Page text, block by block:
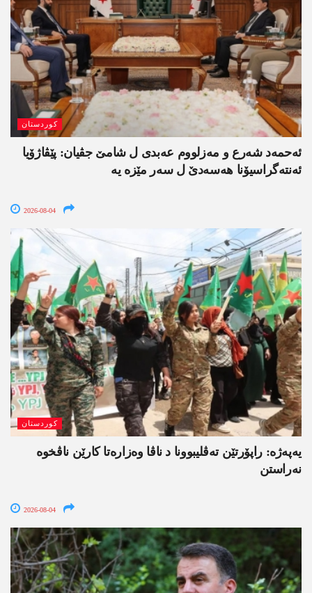
کوردستان
ئەحمەد شەرع و مەزلووم عەبدی ل شامێ جڤیان: پێڤاژۆیا
ئەنتەگراسیۆنا ھەسەدێ ل سەر مێزە یە
2026-08-04
کوردستان
یەپەژە: راپۆرتێن تەڤلیبوونا د ناڤا وەزارەتا کارێن ناڤخوە
نەراستن
2026-08-04